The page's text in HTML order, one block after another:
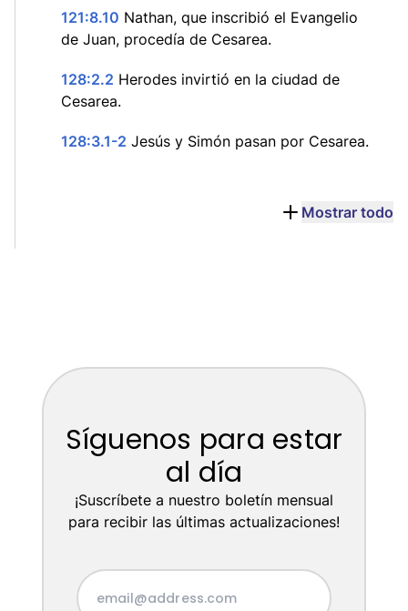
121:8.10 Nathan, que inscribió el Evangelio
de Juan, procedía de Cesarea.
128:2.2 Herodes invirtió en la ciudad de
Cesarea.
128:3.1-2 Jesús y Simón pasan por Cesarea.
Mostrar todo
Síguenos para estar
al día
¡Suscríbete a nuestro boletín mensual
para recibir las últimas actualizaciones!